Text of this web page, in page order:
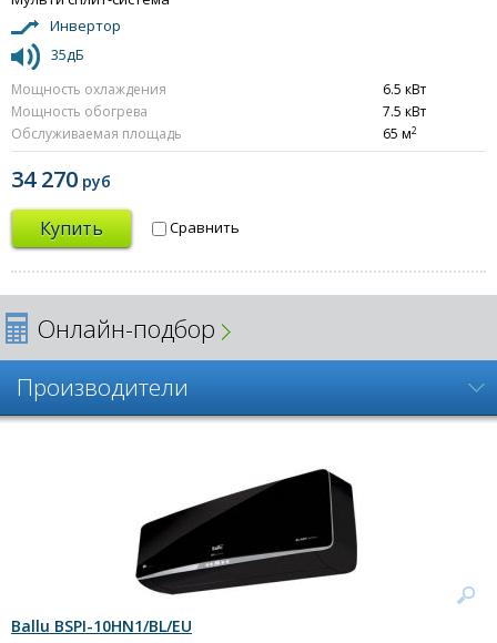
Инвертор
35дБ
Мощность охлаждения
6.5 кВт
Мощность обогрева
7.5 кВт
Обслуживаемая площадь
65 м2
34 270 руб
Купить Сравнить
Онлайн-подбор
Производители
Ballu BSPI-10HN1/BL/EU